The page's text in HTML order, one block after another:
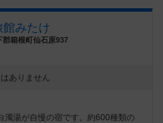
館みたけ
郡箱根町仙石原937
ありません
濁湯が自慢の宿です。約600種類の